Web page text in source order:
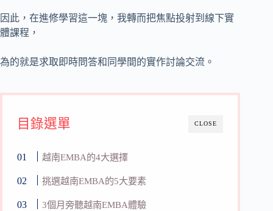
因此，在進修學習這一塊，我轉而把焦點投射到線下實
體課程，
為的就是求取即時問答和同學間的實作討論交流。
CLOSE
目錄選單
越南EMBA的4大選擇
挑選越南EMBA的5大要素
3個月旁聽越南EMBA體驗